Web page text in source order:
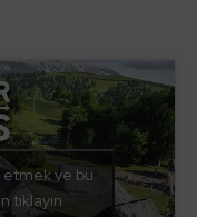
ve bu